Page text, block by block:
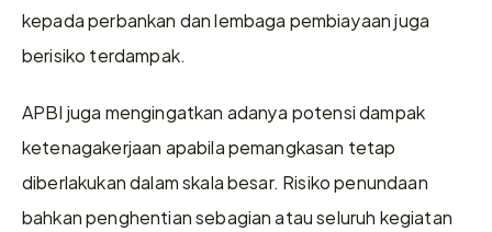
kepada perbankan dan lembaga pembiayaan juga
berisiko terdampak.
APBI juga mengingatkan adanya potensi dampak
ketenagakerjaan apabila pemangkasan tetap
diberlakukan dalam skala besar. Risiko penundaan
bahkan penghentian sebagian atau seluruh kegiatan